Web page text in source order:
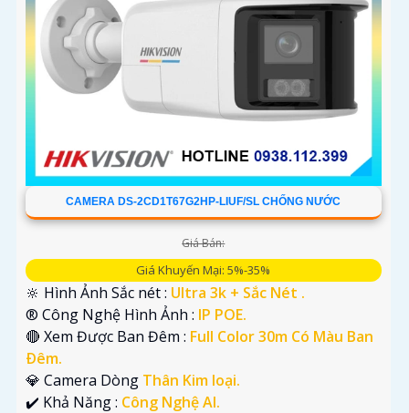
CAMERA DS-2CD1T67G2HP-LIUF/SL CHỐNG NƯỚC
Giá Bán:
Giá Khuyến Mại: 5%-35%
🔆 Hình Ảnh Sắc nét : Ultra 3k + Sắc Nét .
®️ Công Nghệ Hình Ảnh : IP POE.
🔴 Xem Được Ban Đêm : Full Color 30m Có Màu Ban
Ðêm.
💎 Camera Dòng Thân Kim loại.
️✔️ Khả Năng : Công Nghệ AI.